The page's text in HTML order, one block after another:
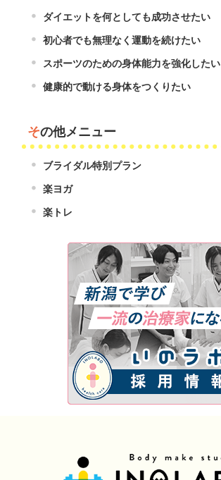
ダイエットを何としても成功させたい
初心者でも無理なく運動を続けたい
スポーツのための身体能力を強化したい
健康的で動ける身体をつくりたい
その他メニュー
ブライダル特別プラン
楽ヨガ
楽トレ